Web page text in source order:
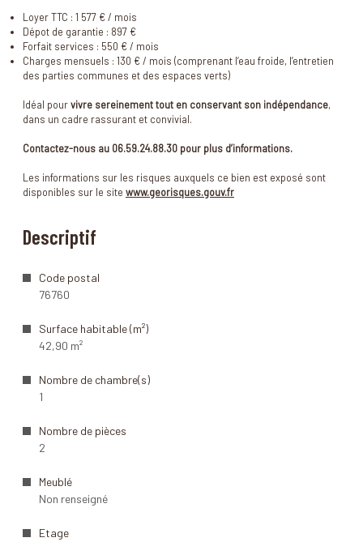
Loyer TTC : 1 577 € / mois
Dépot de garantie : 897 €
Forfait services : 550 € / mois
Charges mensuels : 130 € / mois (comprenant l’eau froide, l’entretien
des parties communes et des espaces verts)
Idéal pourvivre sereinement tout en conservant son indépendance,
dans un cadre rassurant et convivial.
Contactez-nous au 06.59.24.88.30 pour plus d’informations.
Les informations sur les risques auxquels ce bien est exposé sont
disponibles sur le site www.georisques.gouv.fr
Descriptif
Code postal
76760
Surface habitable (m²)
42,90 m²
Nombre de chambre(s)
1
Nombre de pièces
2
Meublé
Non renseigné
Etage